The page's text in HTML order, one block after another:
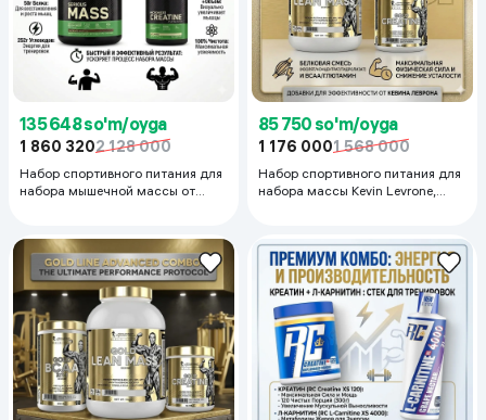
135 648 so'm/oyga
1 860 3202 128 000
Набор спортивного питания для
набора мышечной массы от
85 750 so'm/oyga
1 176 0001 568 000
Набор спортивного питания для
набора массы Kevin Levrone,